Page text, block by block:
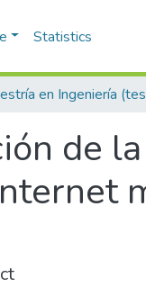
Statistics
en Ingeniería
de